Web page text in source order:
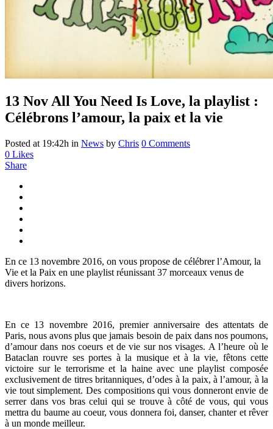
13 Nov All You Need Is Love, la playlist :
Célébrons l’amour, la paix et la vie
Posted at 19:42h in News by Chris 0 Comments
0 Likes
Share
En ce 13 novembre 2016, on vous propose de célébrer l’Amour, la
Vie et la Paix en une playlist réunissant 37 morceaux venus de
divers horizons.
En ce 13 novembre 2016, premier anniversaire des attentats de
Paris, nous avons plus que jamais besoin de paix dans nos poumons,
d’amour dans nos coeurs et de vie sur nos visages. A l’heure où le
Bataclan rouvre ses portes à la musique et à la vie, fêtons cette
victoire sur le terrorisme et la haine avec une playlist composée
exclusivement de titres britanniques, d’odes à la paix, à l’amour, à la
vie tout simplement. Des compositions qui vous donneront envie de
serrer dans vos bras celui qui se trouve à côté de vous, qui vous
mettra du baume au coeur, vous donnera foi, danser, chanter et rêver
à un monde meilleur.